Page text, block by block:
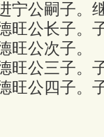
宁公嗣子。
旺公长子。
旺公次子。
旺公三子。
旺公四子。